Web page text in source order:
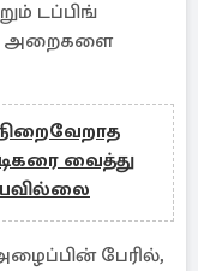
டப்பிங்
அறைகளை
வைத்து
பேரில்,